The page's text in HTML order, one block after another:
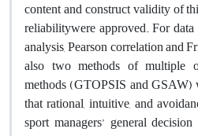
content and construct validity of
reliabilitywere approved. For
analysis, Pearson correlation and
also two methods of multiple
methods (GTOPSIS and GSAW)
that rational, intuitive, and
sport managers’ general